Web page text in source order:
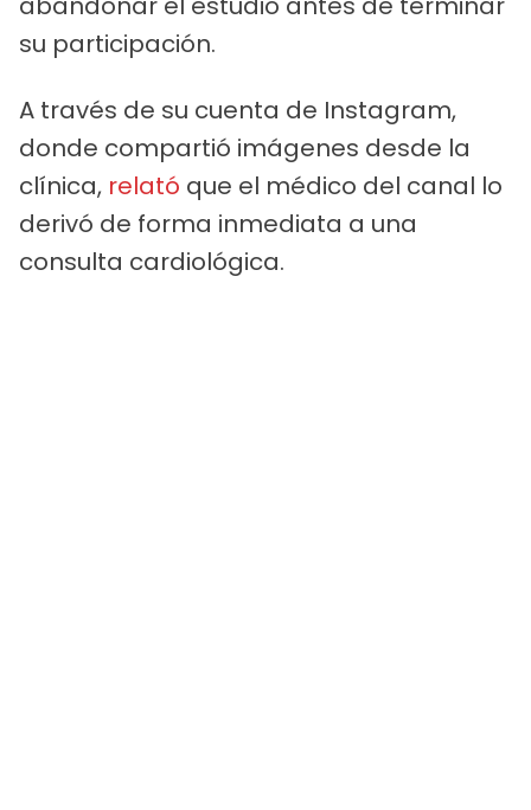
su participación.
A través de su cuenta de Instagram,
donde compartió imágenes desde la
clínica, relató que el médico del canal lo
derivó de forma inmediata a una
consulta cardiológica.